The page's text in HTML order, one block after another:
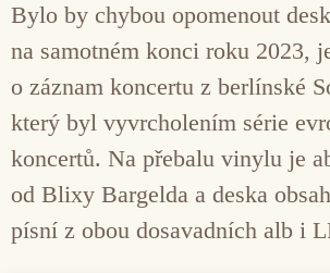
Bylo by chybou opomenout
na samotném konci roku 2023,
o záznam koncertu z berlínské
který byl vyvrcholením série
koncertů. Na přebalu vinylu je
od Blixy Bargelda a deska
písní z obou dosavadních alb i